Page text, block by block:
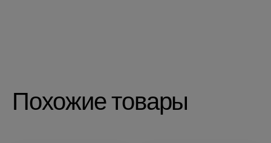
Похожие товары